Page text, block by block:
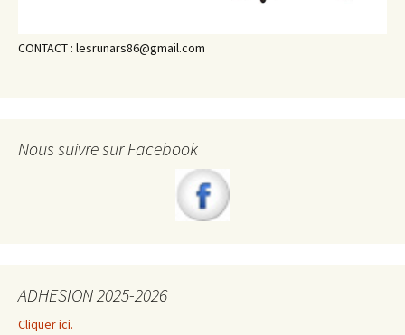
CONTACT : lesrunars86@gmail.com
Nous suivre sur Facebook
ADHESION 2025-2026
Cliquer ici.